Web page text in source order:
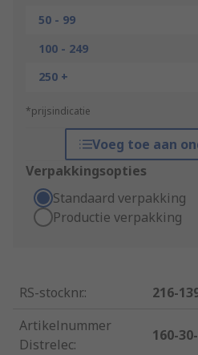
50 - 99
100 - 249
250 +
*prijsindicatie
Voeg toe aan
Verpakkingsopties
Standaard verpakking
Productie verpakking
RS-stocknr.:
216-
Artikelnummer
Distrelec:
160-